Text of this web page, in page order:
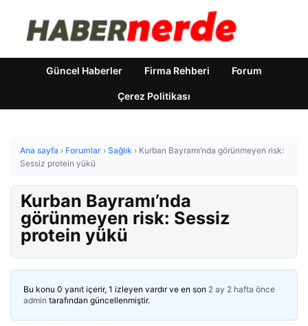
Güncel Haberler Firma Rehberi Forum
Çerez Politikası
Ana sayfa › Forumlar › Sağlık › Kurban Bayramı’nda görünmeyen risk:
Sessiz protein yükü
Kurban Bayramı’nda
görünmeyen risk: Sessiz
protein yükü
Bu konu 0 yanıt içerir, 1 izleyen vardır ve en son 2 ay 2 hafta önce
admin tarafından güncellenmiştir.